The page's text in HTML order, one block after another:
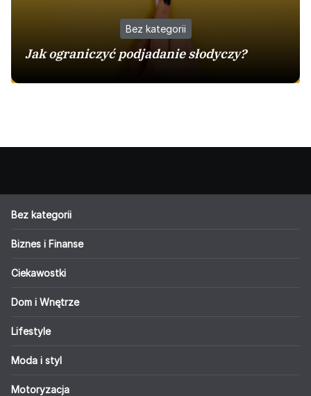
Bez kategorii
Jak ograniczyć podjadanie słodyczy?
Bez kategorii
Biznes i Finanse
Ciekawostki
Dom i Wnętrze
Lifestyle
Moda i styl
Motoryzacja